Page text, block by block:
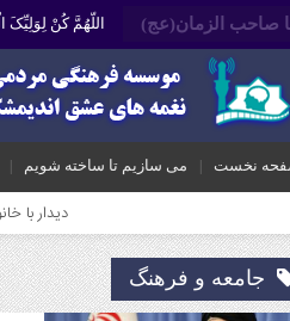
صاحب الزمان(عج) اللّهُمَّ کُنْ لِوَلِیِّکَ
نخست می سازیم تا ساخته شویم
دیدار با خانواده
جامعه و فرهنگ